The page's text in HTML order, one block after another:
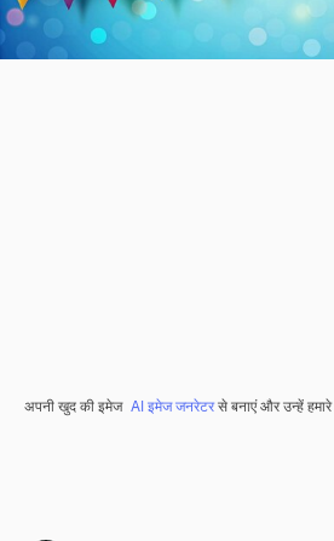
अपनी खुद की इमेज AI इमेज जनरेटरसे बनाएं और उन्हें हमारे